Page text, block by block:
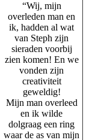
“Wij, mijn
overleden man en
ik, hadden al wat
van Steph zijn
sieraden voorbij
zien komen! En we
vonden zijn
creativiteit
geweldig!
Mijn man overleed
en ik wilde
dolgraag een ring
waar de as van mijn